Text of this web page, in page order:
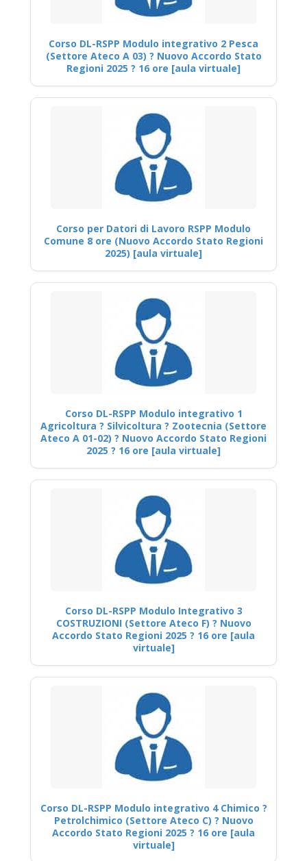
Corso DL-RSPP Modulo integrativo 2 Pesca
(Settore Ateco A 03) ? Nuovo Accordo Stato
Regioni 2025 ? 16 ore [aula virtuale]
Corso per Datori di Lavoro RSPP Modulo
Comune 8 ore (Nuovo Accordo Stato Regioni
2025) [aula virtuale]
Corso DL-RSPP Modulo integrativo 1
Agricoltura ? Silvicoltura ? Zootecnia (Settore
Ateco A 01-02) ? Nuovo Accordo Stato Regioni
2025 ? 16 ore [aula virtuale]
Corso DL-RSPP Modulo Integrativo 3
COSTRUZIONI (Settore Ateco F) ? Nuovo
Accordo Stato Regioni 2025 ? 16 ore [aula
virtuale]
Corso DL-RSPP Modulo integrativo 4 Chimico ?
Petrolchimico (Settore Ateco C) ? Nuovo
Accordo Stato Regioni 2025 ? 16 ore [aula
virtuale]